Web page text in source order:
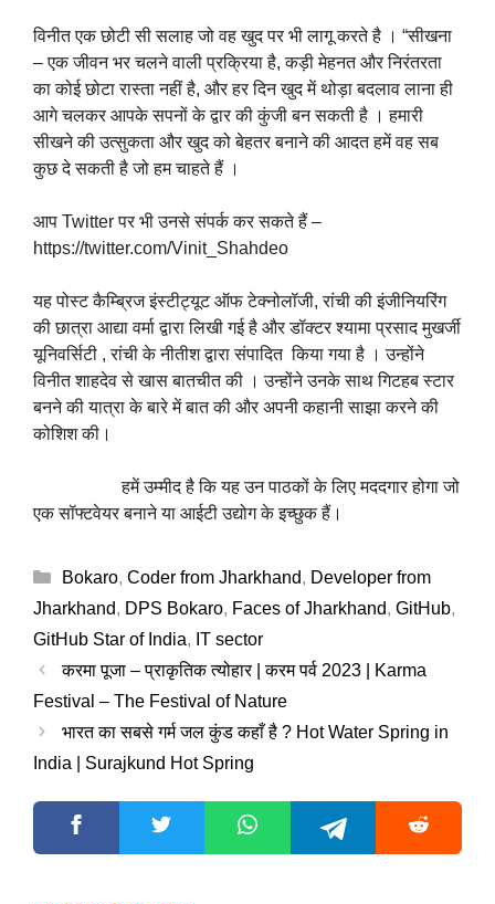
विनीत एक छोटी सी सलाह जो वह खुद पर भी लागू करते है । “सीखना
– एक जीवन भर चलने वाली प्रक्रिया है, कड़ी मेहनत और निरंतरता
का कोई छोटा रास्ता नहीं है, और हर दिन खुद में थोड़ा बदलाव लाना ही
आगे चलकर आपके सपनों के द्वार की कुंजी बन सकती है । हमारी
सीखने की उत्सुकता और खुद को बेहतर बनाने की आदत हमें वह सब
कुछ दे सकती है जो हम चाहते हैं ।
आप Twitter पर भी उनसे संपर्क कर सकते हैं –
https://twitter.com/Vinit_Shahdeo
यह पोस्ट कैम्ब्रिज इंस्टीट्यूट ऑफ टेक्नोलॉजी, रांची की इंजीनियरिंग
की छात्रा आद्या वर्मा द्वारा लिखी गई है और डॉक्टर श्यामा प्रसाद मुखर्जी
यूनिवर्सिटी , रांची के नीतीश द्वारा संपादित किया गया है । उन्होंने
विनीत शाहदेव से खास बातचीत की । उन्होंने उनके साथ गिटहब स्टार
बनने की यात्रा के बारे में बात की और अपनी कहानी साझा करने की
कोशिश की।
हमें उम्मीद है कि यह उन पाठकों के लिए मददगार होगा जो
एक सॉफ्टवेयर बनाने या आईटी उद्योग के इच्छुक हैं।
Categories
Bokaro, Coder from Jharkhand, Developer from
Jharkhand, DPS Bokaro, Faces of Jharkhand, GitHub,
GitHub Star of India, IT sector
करमा पूजा – प्राकृतिक त्योहार | करम पर्व 2023 | Karma
Festival – The Festival of Nature
भारत का सबसे गर्म जल कुंड कहाँ है ? Hot Water Spring in
India | Surajkund Hot Spring